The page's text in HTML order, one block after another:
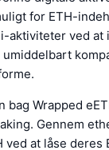
for ETH-
aktiviteter ved at
umiddelbart
bag Wrapped
Gennem
ved at låse deres